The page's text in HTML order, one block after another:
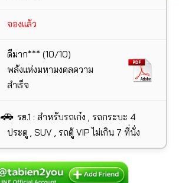
จองแล้ว
ดีมาก*** (10/10)
พลังแห่งมหามงคลความ
สำเร็จ
🚗 รย.1 : สำหรับรถเก๋ง , รถกระบะ 4
ประตู , SUV , รถตู้ VIP ไม่เกิน 7 ที่นั่ง